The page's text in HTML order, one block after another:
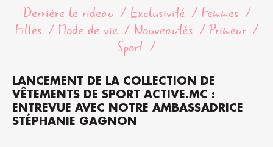
Derrière le rideau Exclusivité
Femmes
Filles
Mode de vie Nouveautés
Primeur
Sport
LANCEMENT DE LA COLLECTION DE
VÊTEMENTS DE SPORT ACTIVE.MC :
ENTREVUE AVEC NOTRE AMBASSADRICE
STÉPHANIE GAGNON